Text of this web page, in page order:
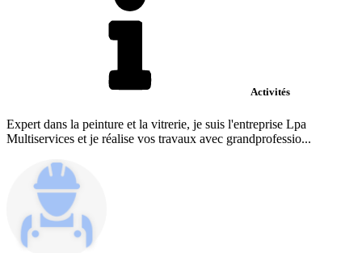
Activités
Expert dans la peinture et la vitrerie, je suis l'entreprise Lpa
Multiservices et je réalise vos travaux avec grandprofessio...